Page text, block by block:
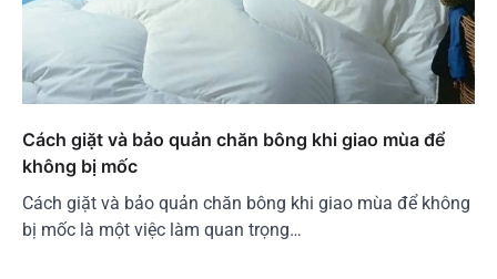
Cách giặt và bảo quản chăn bông khi giao mùa để
không bị mốc
Cách giặt và bảo quản chăn bông khi giao mùa để không
bị mốc là một việc làm quan trọng…